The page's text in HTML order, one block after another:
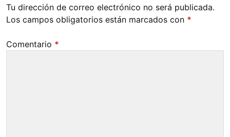
Tu dirección de correo electrónico no será publicada.
Los campos obligatorios están marcados con *
Comentario *